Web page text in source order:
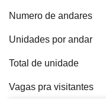
Numero de andares
Unidades por andar
Total de unidade
Vagas pra visitantes